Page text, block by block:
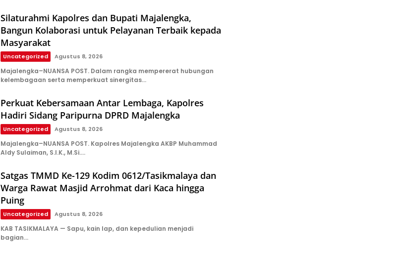
Silaturahmi Kapolres dan Bupati Majalengka,
Bangun Kolaborasi untuk Pelayanan Terbaik kepada
Masyarakat
Uncategorized Agustus 8, 2026
Majalengka–NUANSA POST. Dalam rangka mempererat hubungan
kelembagaan serta memperkuat sinergitas…
Perkuat Kebersamaan Antar Lembaga, Kapolres
Hadiri Sidang Paripurna DPRD Majalengka
Uncategorized Agustus 8, 2026
Majalengka–NUANSA POST. Kapolres Majalengka AKBP Muhammad
Aldy Sulaiman, S.I.K., M.Si….
Satgas TMMD Ke-129 Kodim 0612/Tasikmalaya dan
Warga Rawat Masjid Arrohmat dari Kaca hingga
Puing
Uncategorized Agustus 8, 2026
KAB TASIKMALAYA — Sapu, kain lap, dan kepedulian menjadi
bagian…